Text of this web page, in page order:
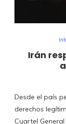
Irán
Desde el país
derechos
Cuartel